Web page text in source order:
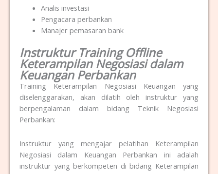
Analis investasi
Pengacara perbankan
Manajer pemasaran bank
Instruktur Training Offline
Keterampilan Negosiasi dalam
Keuangan Perbankan
Training Keterampilan Negosiasi Keuangan yang
diselenggarakan, akan dilatih oleh instruktur yang
berpengalaman dalam bidang Teknik Negosiasi
Perbankan:
Instruktur yang mengajar pelatihan Keterampilan
Negosiasi dalam Keuangan Perbankan ini adalah
instruktur yang berkompeten di bidang Keterampilan